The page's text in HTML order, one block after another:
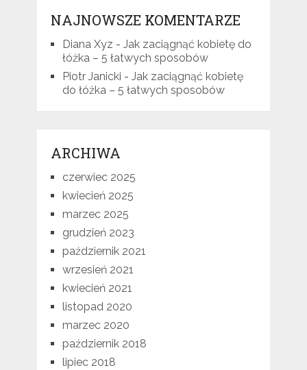
NAJNOWSZE KOMENTARZE
Diana Xyz - Jak zaciągnąć kobietę do
łóżka – 5 łatwych sposobów
Piotr Janicki - Jak zaciągnąć kobietę
do łóżka – 5 łatwych sposobów
ARCHIWA
czerwiec 2025
kwiecień 2025
marzec 2025
grudzień 2023
październik 2021
wrzesień 2021
kwiecień 2021
listopad 2020
marzec 2020
październik 2018
lipiec 2018